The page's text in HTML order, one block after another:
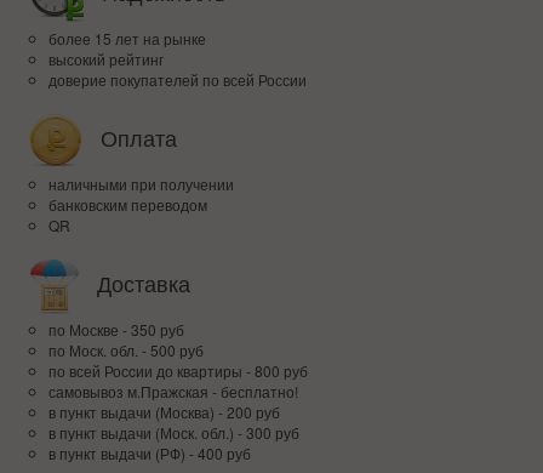
более 15 лет на рынке
высокий рейтинг
доверие покупателей по всей России
Оплата
наличными при получении
банковским переводом
QR
Доставка
по Москве - 350 руб
по Моск. обл. - 500 руб
по всей Росcии до квартиры - 800 руб
самовывоз м.Пражская - бесплатно!
в пункт выдачи (Москва) - 200 руб
в пункт выдачи (Моск. обл.) - 300 руб
в пункт выдачи (РФ) - 400 руб